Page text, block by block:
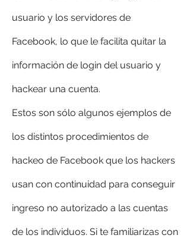
usuario y los servidores de
Facebook, lo que le facilita quitar la
información de login del usuario y
hackear una cuenta.
Estos son sólo algunos ejemplos de
los distintos procedimientos de
hackeo de Facebook que los hackers
usan con continuidad para conseguir
ingreso no autorizado a las cuentas
de los individuos. Si te familiarizas con